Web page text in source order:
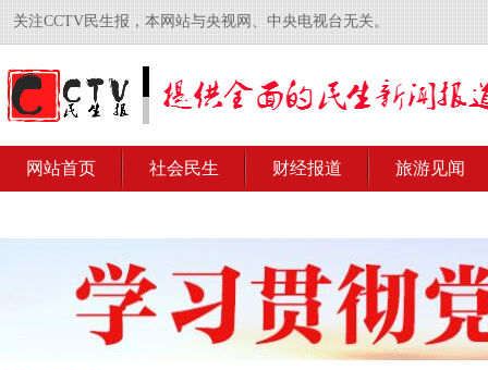
关注CCTV民生报，本网站与央视网、中央电视台无关。
网站首页 社会民生 财经报道 旅游见闻